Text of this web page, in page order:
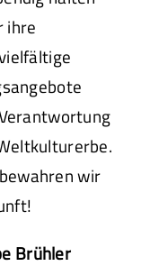
ihre
wir
Brühler